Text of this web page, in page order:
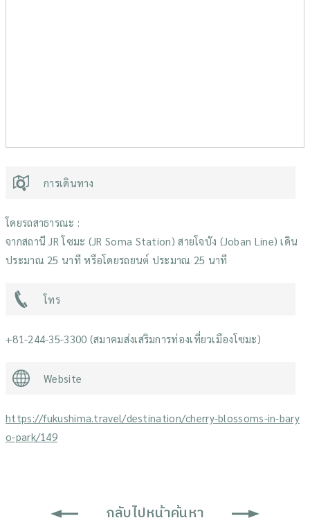
การเดินทาง
โดยรถสาธารณะ :
จากสถานี JR โซมะ (JR Soma Station) สายโจบัง (Joban Line) เดิน
ประมาณ 25 นาที หรือโดยรถยนต์ ประมาณ 25 นาที
โทร
+81-244-35-3300 (สมาคมส่งเสริมการท่องเที่ยวเมืองโซมะ)
Website
https://fukushima.travel/destination/cherry-blossoms-in-bary
o-park/149
กลับไปหน้าค้นหา